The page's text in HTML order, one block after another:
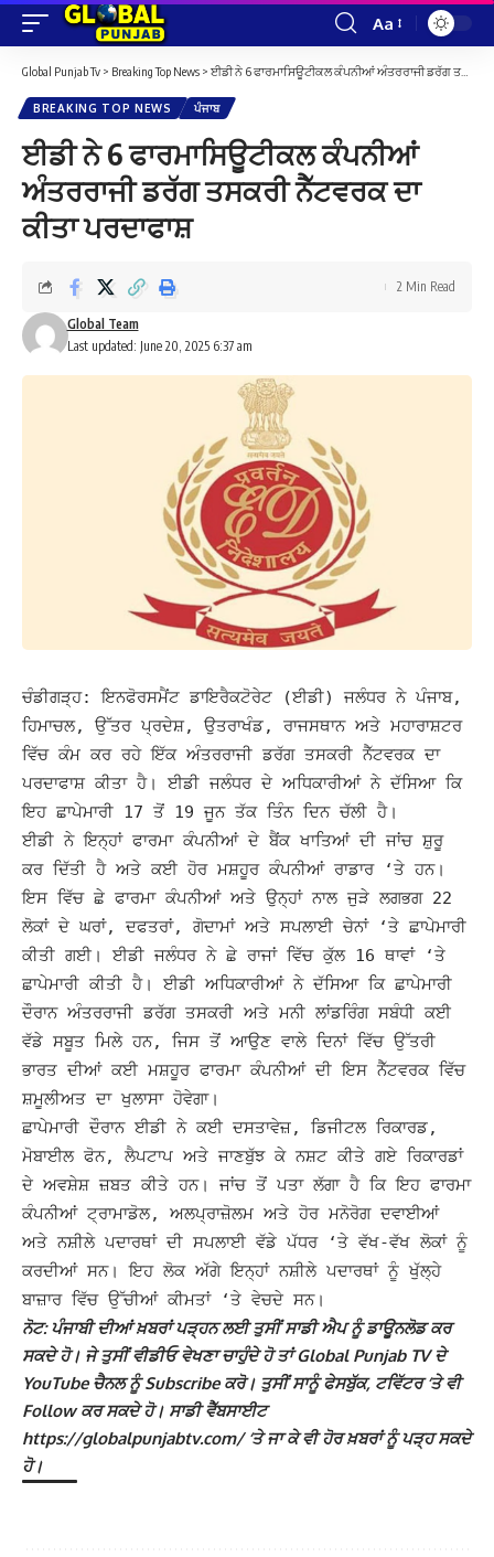
Font
Resizer
Aa
Global Punjab Tv > Breaking Top News > ਈਡੀ ਨੇ 6 ਫਾਰਮਾਸਿਊਟੀਕਲ ਕੰਪਨੀਆਂ ਅੰਤਰਰਾਜੀ ਡਰੱਗ ਤਸਕਰੀ ਨੈੱਟਵਰਕ ਦਾ ਕੀਤਾ ਪਰਦਾਫਾਸ਼
BREAKING TOP NEWS ਪੰਜਾਬ
ਈਡੀ ਨੇ 6 ਫਾਰਮਾਸਿਊਟੀਕਲ ਕੰਪਨੀਆਂ
ਅੰਤਰਰਾਜੀ ਡਰੱਗ ਤਸਕਰੀ ਨੈੱਟਵਰਕ ਦਾ
ਕੀਤਾ ਪਰਦਾਫਾਸ਼
Last updated: June 20, 2025 6:37 am
Global Team
2 Min Read
ਚੰਡੀਗੜ੍ਹ: ਇਨਫੋਰਸਮੈਂਟ ਡਾਇਰੈਕਟੋਰੇਟ (ਈਡੀ) ਜਲੰਧਰ ਨੇ ਪੰਜਾਬ,
ਹਿਮਾਚਲ, ਉੱਤਰ ਪ੍ਰਦੇਸ਼, ਉਤਰਾਖੰਡ, ਰਾਜਸਥਾਨ ਅਤੇ ਮਹਾਰਾਸ਼ਟਰ
ਵਿੱਚ ਕੰਮ ਕਰ ਰਹੇ ਇੱਕ ਅੰਤਰਰਾਜੀ ਡਰੱਗ ਤਸਕਰੀ ਨੈੱਟਵਰਕ ਦਾ
ਪਰਦਾਫਾਸ਼ ਕੀਤਾ ਹੈ। ਈਡੀ ਜਲੰਧਰ ਦੇ ਅਧਿਕਾਰੀਆਂ ਨੇ ਦੱਸਿਆ ਕਿ
ਇਹ ਛਾਪੇਮਾਰੀ 17 ਤੋਂ 19 ਜੂਨ ਤੱਕ ਤਿੰਨ ਦਿਨ ਚੱਲੀ ਹੈ।
ਈਡੀ ਨੇ ਇਨ੍ਹਾਂ ਫਾਰਮਾ ਕੰਪਨੀਆਂ ਦੇ ਬੈਂਕ ਖਾਤਿਆਂ ਦੀ ਜਾਂਚ ਸ਼ੁਰੂ
ਕਰ ਦਿੱਤੀ ਹੈ ਅਤੇ ਕਈ ਹੋਰ ਮਸ਼ਹੂਰ ਕੰਪਨੀਆਂ ਰਾਡਾਰ ‘ਤੇ ਹਨ।
ਇਸ ਵਿੱਚ ਛੇ ਫਾਰਮਾ ਕੰਪਨੀਆਂ ਅਤੇ ਉਨ੍ਹਾਂ ਨਾਲ ਜੁੜੇ ਲਗਭਗ 22
ਲੋਕਾਂ ਦੇ ਘਰਾਂ, ਦਫਤਰਾਂ, ਗੋਦਾਮਾਂ ਅਤੇ ਸਪਲਾਈ ਚੇਨਾਂ ‘ਤੇ ਛਾਪੇਮਾਰੀ
ਕੀਤੀ ਗਈ। ਈਡੀ ਜਲੰਧਰ ਨੇ ਛੇ ਰਾਜਾਂ ਵਿੱਚ ਕੁੱਲ 16 ਥਾਵਾਂ ‘ਤੇ
ਛਾਪੇਮਾਰੀ ਕੀਤੀ ਹੈ। ਈਡੀ ਅਧਿਕਾਰੀਆਂ ਨੇ ਦੱਸਿਆ ਕਿ ਛਾਪੇਮਾਰੀ
ਦੌਰਾਨ ਅੰਤਰਰਾਜੀ ਡਰੱਗ ਤਸਕਰੀ ਅਤੇ ਮਨੀ ਲਾਂਡਰਿੰਗ ਸਬੰਧੀ ਕਈ
ਵੱਡੇ ਸਬੂਤ ਮਿਲੇ ਹਨ, ਜਿਸ ਤੋਂ ਆਉਣ ਵਾਲੇ ਦਿਨਾਂ ਵਿੱਚ ਉੱਤਰੀ
ਭਾਰਤ ਦੀਆਂ ਕਈ ਮਸ਼ਹੂਰ ਫਾਰਮਾ ਕੰਪਨੀਆਂ ਦੀ ਇਸ ਨੈੱਟਵਰਕ ਵਿੱਚ
ਸ਼ਮੂਲੀਅਤ ਦਾ ਖੁਲਾਸਾ ਹੋਵੇਗਾ।
ਛਾਪੇਮਾਰੀ ਦੌਰਾਨ ਈਡੀ ਨੇ ਕਈ ਦਸਤਾਵੇਜ਼, ਡਿਜੀਟਲ ਰਿਕਾਰਡ,
ਮੋਬਾਈਲ ਫੋਨ, ਲੈਪਟਾਪ ਅਤੇ ਜਾਣਬੁੱਝ ਕੇ ਨਸ਼ਟ ਕੀਤੇ ਗਏ ਰਿਕਾਰਡਾਂ
ਦੇ ਅਵਸ਼ੇਸ਼ ਜ਼ਬਤ ਕੀਤੇ ਹਨ। ਜਾਂਚ ਤੋਂ ਪਤਾ ਲੱਗਾ ਹੈ ਕਿ ਇਹ ਫਾਰਮਾ
ਕੰਪਨੀਆਂ ਟ੍ਰਾਮਾਡੋਲ, ਅਲਪ੍ਰਾਜ਼ੋਲਮ ਅਤੇ ਹੋਰ ਮਨੋਰੋਗ ਦਵਾਈਆਂ
ਅਤੇ ਨਸ਼ੀਲੇ ਪਦਾਰਥਾਂ ਦੀ ਸਪਲਾਈ ਵੱਡੇ ਪੱਧਰ ‘ਤੇ ਵੱਖ-ਵੱਖ ਲੋਕਾਂ ਨੂੰ
ਕਰਦੀਆਂ ਸਨ। ਇਹ ਲੋਕ ਅੱਗੇ ਇਨ੍ਹਾਂ ਨਸ਼ੀਲੇ ਪਦਾਰਥਾਂ ਨੂੰ ਖੁੱਲ੍ਹੇ
ਬਾਜ਼ਾਰ ਵਿੱਚ ਉੱਚੀਆਂ ਕੀਮਤਾਂ ‘ਤੇ ਵੇਚਦੇ ਸਨ।
ਨੋਟ: ਪੰਜਾਬੀ ਦੀਆਂ ਖ਼ਬਰਾਂ ਪੜ੍ਹਨ ਲਈ ਤੁਸੀਂ ਸਾਡੀ ਐਪ ਨੂੰ ਡਾਊਨਲੋਡ ਕਰ
ਸਕਦੇ ਹੋ। ਜੇ ਤੁਸੀਂ ਵੀਡੀਓ ਵੇਖਣਾ ਚਾਹੁੰਦੇ ਹੋ ਤਾਂ Global Punjab TV ਦੇ
YouTube ਚੈਨਲ ਨੂੰ Subscribe ਕਰੋ। ਤੁਸੀਂ ਸਾਨੂੰ ਫੇਸਬੁੱਕ, ਟਵਿੱਟਰ ‘ਤੇ ਵੀ
Follow ਕਰ ਸਕਦੇ ਹੋ। ਸਾਡੀ ਵੈੱਬਸਾਈਟ
https://globalpunjabtv.com/ ‘ਤੇ ਜਾ ਕੇ ਵੀ ਹੋਰ ਖ਼ਬਰਾਂ ਨੂੰ ਪੜ੍ਹ ਸਕਦੇ
ਹੋ।